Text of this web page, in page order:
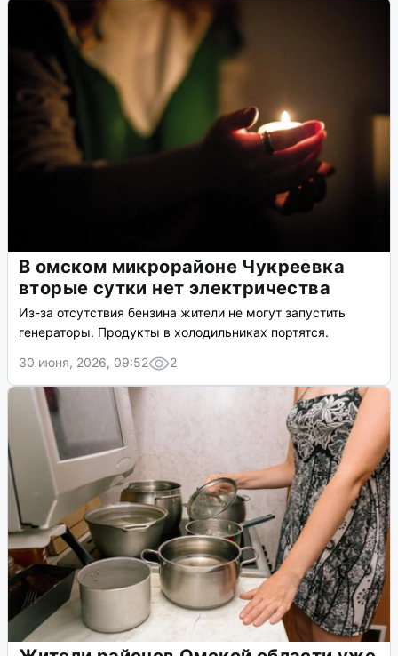
В омском микрорайоне Чукреевка
вторые сутки нет электричества
Из-за отсутствия бензина жители не могут запустить
генераторы. Продукты в холодильниках портятся.
30 июня, 2026, 09:52
2